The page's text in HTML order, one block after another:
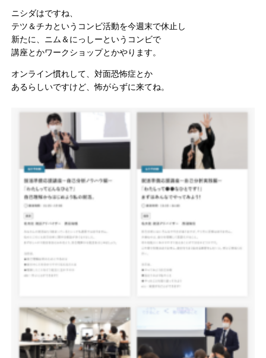
ニシダはですね、
テツ＆チカというコンビ活動を今週末で休止し
新たに、ニム＆にっしーというコンビで
講座とかワークショップとかやります。
オンライン慣れして、対面恐怖症とか
あるらしいですけど、怖がらずに来てね。